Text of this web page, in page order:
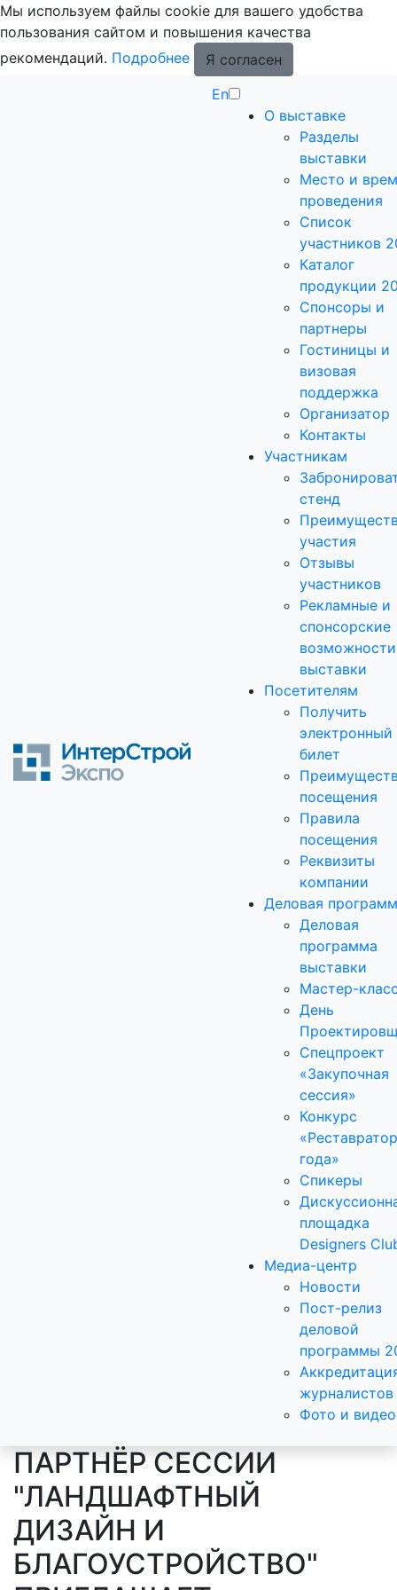
Мы используем файлы cookie для вашего удобства
пользования сайтом и повышения качества
рекомендаций. Подробнее
Я согласен
En
О выставке
Разделы
выставки
Место и
проведения
Список
участников
Каталог
продукции
Спонсоры и
партнеры
Гостиницы и
визовая
поддержка
Организатор
Контакты
Участникам
стенд
участия
Отзывы
участников
Рекламные и
спонсорские
возможности
выставки
Посетителям
Получить
электронный
билет
посещения
Правила
посещения
Реквизиты
компании
Деловая
Деловая
программа
выставки
Мастер-
День
Спецпроект
«Закупочная
сессия»
Конкурс
«Реставратор
года»
Спикеры
площадка
Designers
Медиа-центр
Новости
Пост-релиз
деловой
программы
журналистов
Фото и видео
ПАРТНЁР СЕССИИ
"ЛАНДШАФТНЫЙ
ДИЗАЙН И
БЛАГОУСТРОЙСТВО"